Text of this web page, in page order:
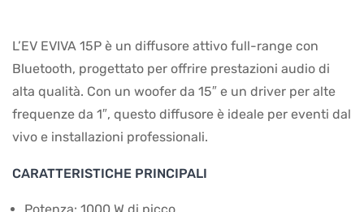
L’EV EVIVA 15P è un diffusore attivo full-range con
Bluetooth, progettato per offrire prestazioni audio di
alta qualità. Con un woofer da 15″ e un driver per alte
frequenze da 1″, questo diffusore è ideale per eventi dal
vivo e installazioni professionali.
CARATTERISTICHE PRINCIPALI